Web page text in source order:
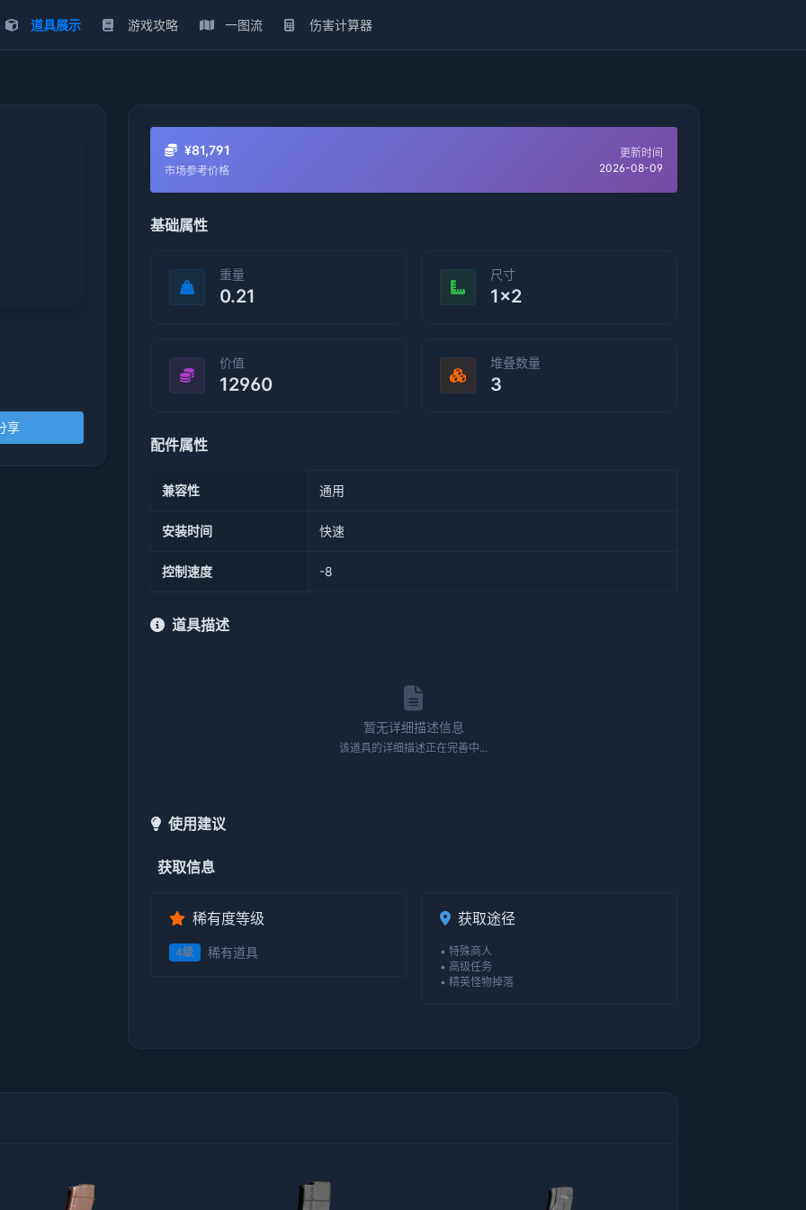
道具展示 游戏攻略 一图流 伤害计算器
享
¥81,791
市场参考价格
更新时间
2026-08-09
基础属性
重量
0.21
尺寸
1×2
价值
12960
堆叠数量
3
配件属性
兼容性 通用
安装时间 快速
控制速度 -8
道具描述
暂无详细描述信息
该道具的详细描述正在完善中...
使用建议
获取信息
稀有度等级
4级 稀有道具
获取途径
• 特殊商人
• 高级任务
• 精英怪物掉落